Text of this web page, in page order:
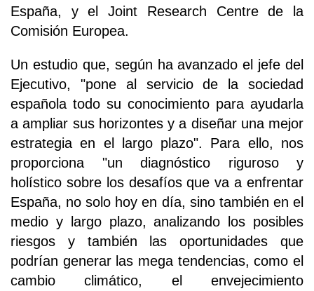
España, y el Joint Research Centre de la
Comisión Europea.
Un estudio que, según ha avanzado el jefe del
Ejecutivo, "pone al servicio de la sociedad
española todo su conocimiento para ayudarla
a ampliar sus horizontes y a diseñar una mejor
estrategia en el largo plazo". Para ello, nos
proporciona "un diagnóstico riguroso y
holístico sobre los desafíos que va a enfrentar
España, no solo hoy en día, sino también en el
medio y largo plazo, analizando los posibles
riesgos y también las oportunidades que
podrían generar las mega tendencias, como el
cambio climático, el envejecimiento